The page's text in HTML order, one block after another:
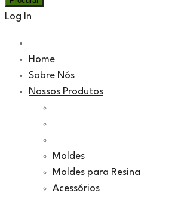
Log In
Home
Sobre Nós
Nossos Produtos
Moldes
Moldes para Resina
Acessórios